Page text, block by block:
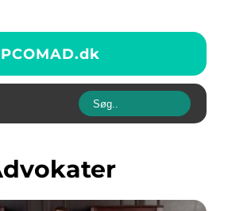
PCOMAD.dk
advokater